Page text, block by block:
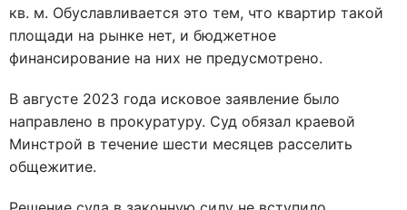
кв. м. Обуславливается это тем, что квартир такой
площади на рынке нет, и бюджетное
финансирование на них не предусмотрено.
В августе 2023 года исковое заявление было
направлено в прокуратуру. Суд обязал краевой
Минстрой в течение шести месяцев расселить
общежитие.